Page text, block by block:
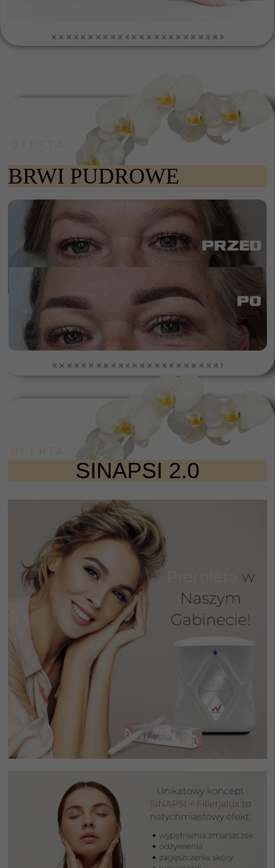
OFERTA
BRWI PUDROWE
OFERTA
SINAPSI 2.0